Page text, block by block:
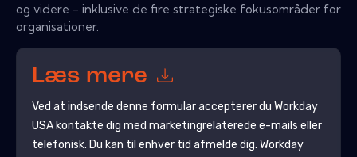
og videre - inklusive de fire strategiske fokusområder for
organisationer.
Læs mere
Ved at indsende denne formular accepterer du Workday
USAkontakte dig med marketingrelaterede e-mails eller
telefonisk. Du kan til enhver tid afmelde dig. Workday